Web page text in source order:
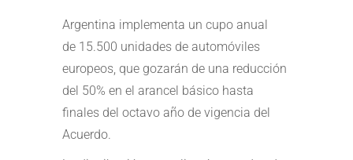
Argentina implementa un cupo anual
de 15.500 unidades de automóviles
europeos, que gozarán de una reducción
del 50% en el arancel básico hasta
finales del octavo año de vigencia del
Acuerdo.